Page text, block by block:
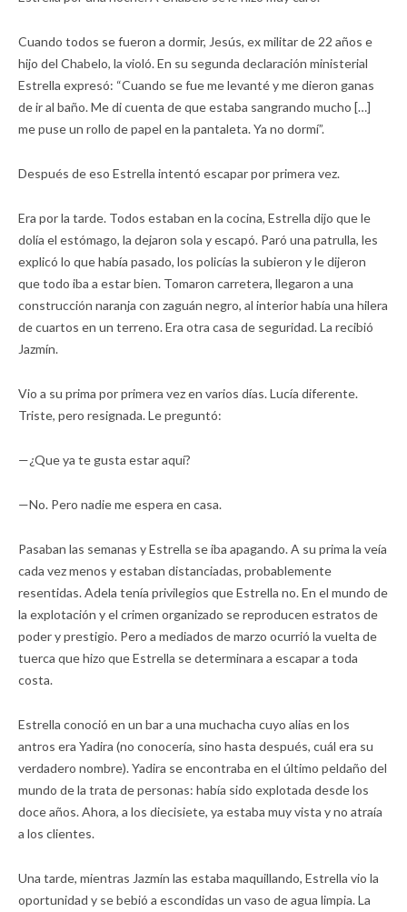
Cuando todos se fueron a dormir, Jesús, ex militar de 22 años e
hijo del Chabelo, la violó. En su segunda declaración ministerial
Estrella expresó: “Cuando se fue me levanté y me dieron ganas
de ir al baño. Me di cuenta de que estaba sangrando mucho […]
me puse un rollo de papel en la pantaleta. Ya no dormí”.
Después de eso Estrella intentó escapar por primera vez.
Era por la tarde. Todos estaban en la cocina, Estrella dijo que le
dolía el estómago, la dejaron sola y escapó. Paró una patrulla, les
explicó lo que había pasado, los policías la subieron y le dijeron
que todo iba a estar bien. Tomaron carretera, llegaron a una
construcción naranja con zaguán negro, al interior había una hilera
de cuartos en un terreno. Era otra casa de seguridad. La recibió
Jazmín.
Vio a su prima por primera vez en varios días. Lucía diferente.
Triste, pero resignada. Le preguntó:
—¿Que ya te gusta estar aquí?
—No. Pero nadie me espera en casa.
Pasaban las semanas y Estrella se iba apagando. A su prima la veía
cada vez menos y estaban distanciadas, probablemente
resentidas. Adela tenía privilegios que Estrella no. En el mundo de
la explotación y el crimen organizado se reproducen estratos de
poder y prestigio. Pero a mediados de marzo ocurrió la vuelta de
tuerca que hizo que Estrella se determinara a escapar a toda
costa.
Estrella conoció en un bar a una muchacha cuyo alias en los
antros era Yadira (no conocería, sino hasta después, cuál era su
verdadero nombre). Yadira se encontraba en el último peldaño del
mundo de la trata de personas: había sido explotada desde los
doce años. Ahora, a los diecisiete, ya estaba muy vista y no atraía
a los clientes.
Una tarde, mientras Jazmín las estaba maquillando, Estrella vio la
oportunidad y se bebió a escondidas un vaso de agua limpia. La